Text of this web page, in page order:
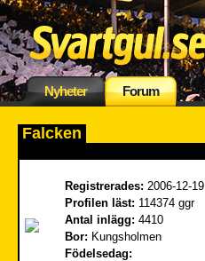
Nyheter Forum
Falcken
Registrerades: 2006-12-19
Profilen läst: 114374 ggr
Antal inlägg: 4410
Bor: Kungsholmen
Födelsedag: